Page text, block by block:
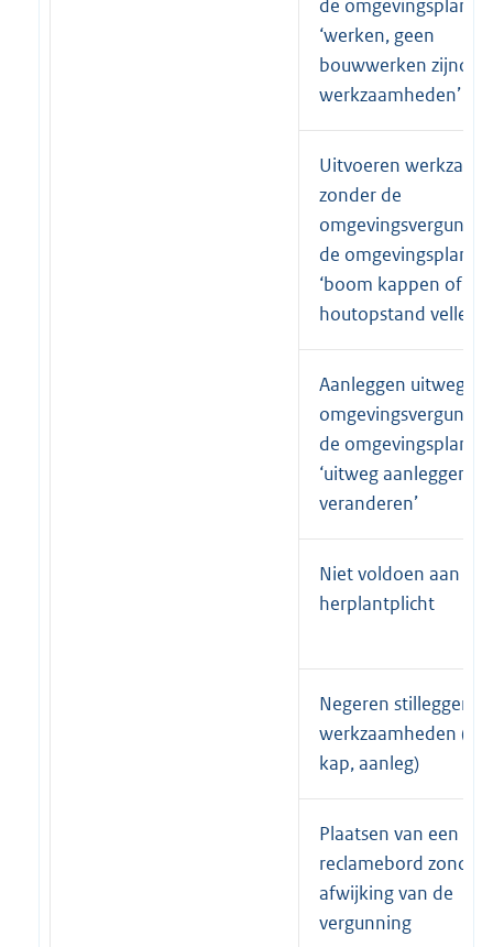
de
‘werken, geen
bouwwerken zijnde,
werkzaamheden’
Uitvoeren
zonder de
de
‘boom kappen of
houtopstand vellen'
Aanleggen uitweg
de
‘uitweg aanleggen of
veranderen’
Niet voldoen aan
herplantplicht
Negeren stilleggen
werkzaamheden
kap, aanleg)
Plaatsen van een
reclamebord zonder
afwijking van de
vergunning